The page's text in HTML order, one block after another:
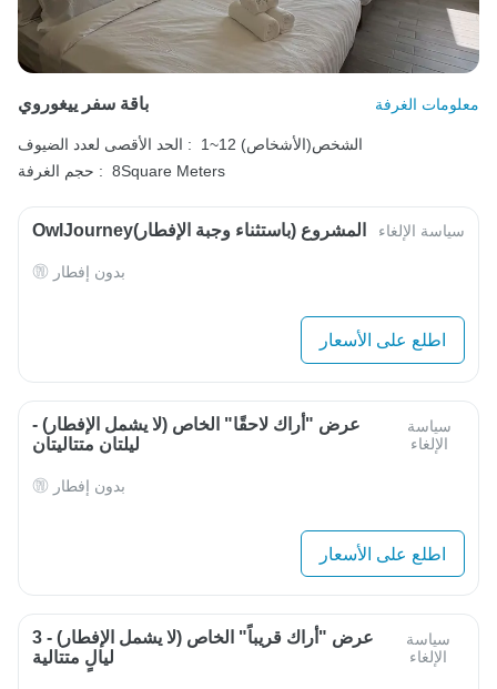
باقة سفر ييغوروي معلومات الغرفة
الحد الأقصى لعدد الضيوف :
1~12 الشخص(الأشخاص)
حجم الغرفة : 8Square Meters
OwlJourneyالمشروع (باستثناء وجبة الإفطار) سياسة الإلغاء
بدون إفطار
اطلع على الأسعار
عرض "أراك لاحقًا" الخاص (لا يشمل الإفطار) -
ليلتان متتاليتان
سياسة
الإلغاء
بدون إفطار
اطلع على الأسعار
عرض "أراك قريباً" الخاص (لا يشمل الإفطار) - 3
ليالٍ متتالية
سياسة
الإلغاء